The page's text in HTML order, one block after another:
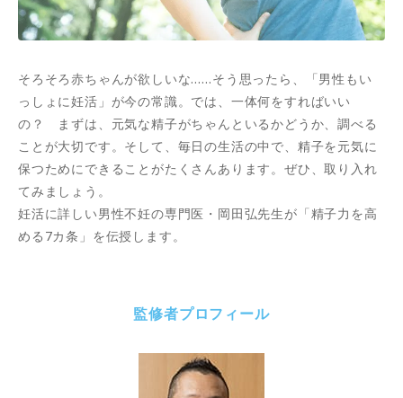
そろそろ赤ちゃんが欲しいな……そう思ったら、「男性もい
っしょに妊活」が今の常識。では、一体何をすればいい
の？ まずは、元気な精子がちゃんといるかどうか、調べる
ことが大切です。そして、毎日の生活の中で、精子を元気に
保つためにできることがたくさんあります。ぜひ、取り入れ
てみましょう。
妊活に詳しい男性不妊の専門医・岡田弘先生が「精子力を高
める7カ条」を伝授します。
監修者プロフィール